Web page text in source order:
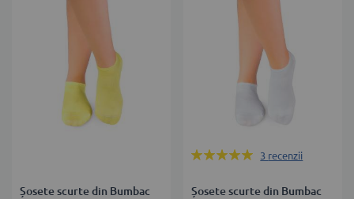
Șosete scurte din Bumbac
Rating:
3 recenzii
Șosete scurte din Bumbac